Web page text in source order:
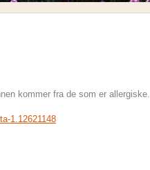
kommer fra de som er allergiske.
1.12621148